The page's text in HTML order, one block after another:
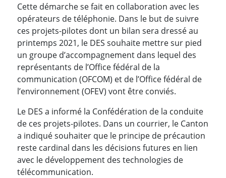
Cette démarche se fait en collaboration avec les
opérateurs de téléphonie. Dans le but de suivre
ces projets-pilotes dont un bilan sera dressé au
printemps 2021, le DES souhaite mettre sur pied
un groupe d’accompagnement dans lequel des
représentants de l’Office fédéral de la
communication (OFCOM) et de l’Office fédéral de
l’environnement (OFEV) vont être conviés.
Le DES a informé la Confédération de la conduite
de ces projets-pilotes. Dans un courrier, le Canton
a indiqué souhaiter que le principe de précaution
reste cardinal dans les décisions futures en lien
avec le développement des technologies de
télécommunication.